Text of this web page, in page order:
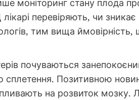
моніторинг стану плода
перевіряють, чи зникає
тим вища ймовірність,
почуваються
сплетення. Позитивною
на розвиток мозку.